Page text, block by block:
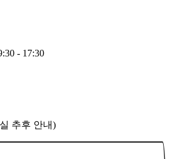
- 17:30
추후 안내)